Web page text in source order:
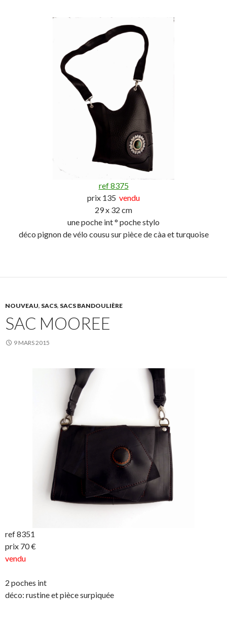
ref 8375
prix 135 vendu
29 x 32 cm
une poche int ° poche stylo
déco pignon de vélo cousu sur pièce de càa et turquoise
NOUVEAU, SACS, SACS BANDOULIÈRE
SAC MOOREE
9 MARS 2015
ref 8351
prix 70 €
vendu
2 poches int
déco: rustine et pièce surpiquée